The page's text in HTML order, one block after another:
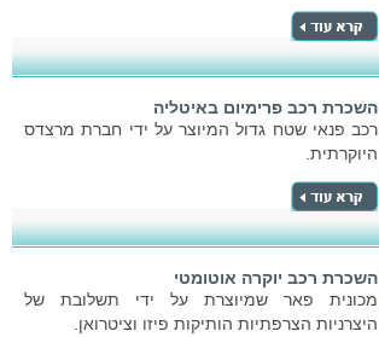
השכרת רכב פרימיום באיטליה
רכב פנאי שטח גדול המיוצר על ידי חברת מרצדס
היוקרתית.
השכרת רכב יוקרה אוטומטי
מכונית פאר שמיוצרת על ידי תשלובת של
היצרניות הצרפתיות הותיקות פיזו וציטרואן.